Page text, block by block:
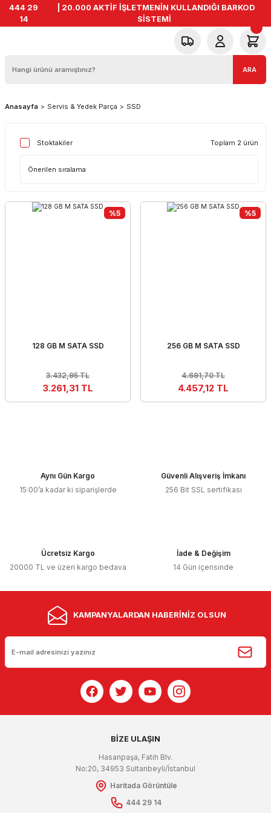
444 29
14
| 20.000 AKTİF İŞLETMENİN KULLANDIĞI BARKOD
SİSTEMİ
ARA
Anasayfa Servis & Yedek Parça SSD
Stoktakiler Toplam 2 ürün
%5
128 GB M SATA SSD
3.432,95 TL
3.261,31 TL
%5
256 GB M SATA SSD
4.691,70 TL
4.457,12 TL
Aynı Gün Kargo
15:00’a kadar ki siparişlerde
Güvenli Alışveriş İmkanı
256 Bit SSL sertifikası
Ücretsiz Kargo
20000 TL ve üzeri kargo bedava
İade & Değişim
14 Gün içerisinde
KAMPANYALARDAN HABERİNİZ OLSUN
BİZE ULAŞIN
Hasanpaşa, Fatih Blv.
No:20, 34953 Sultanbeyli/İstanbul
Haritada Görüntüle
444 29 14